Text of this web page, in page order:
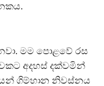
මම පොළවේ රස
අදහස් දක්වමින්
ගිම්හාන නිවස්නය